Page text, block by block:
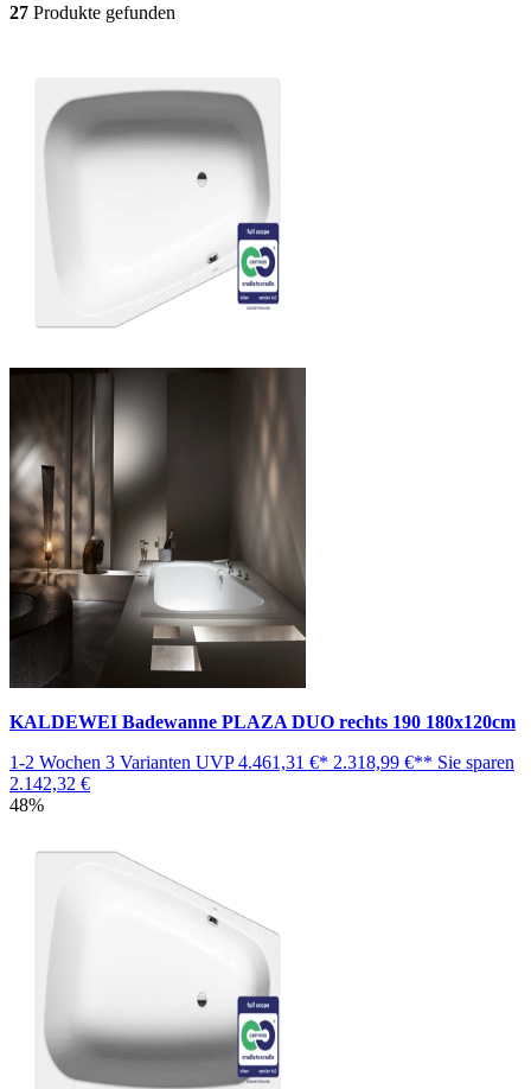
27 Produkte gefunden
KALDEWEI Badewanne PLAZA DUO rechts 190 180x120cm
1-2 Wochen 3 Varianten UVP4.461,31 €* 2.318,99 €** Sie sparen
2.142,32 €
48%